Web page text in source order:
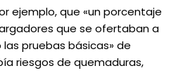
ejemplo, que «un porcentaje
que se ofertaban a
pruebas básicas» de
riesgos de quemaduras,